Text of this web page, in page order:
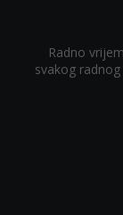
Radno
svakog